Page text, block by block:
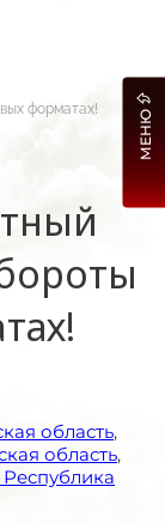
форматах!
область,
область,
МЕНЮ